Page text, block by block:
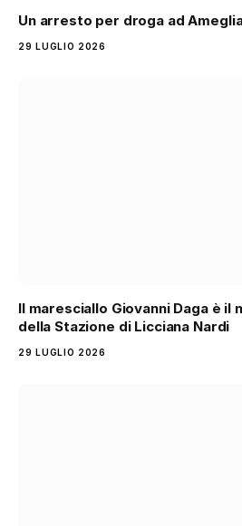
Un arresto per droga ad
29 LUGLIO 2026
Il maresciallo Giovanni Daga è il
della Stazione di Licciana Nardi
29 LUGLIO 2026